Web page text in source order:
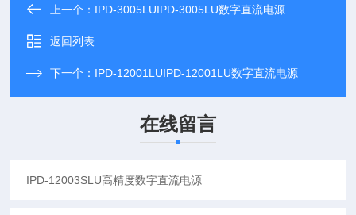
上一个： IPD-3005LUIPD-3005LU数字直流电源
返回列表
下一个： IPD-12001LUIPD-12001LU数字直流电源
在线留言